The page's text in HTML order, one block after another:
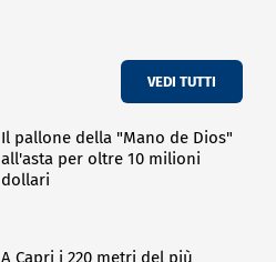
VEDI TUTTI
Il pallone della "Mano de Dios"
all'asta per oltre 10 milioni
dollari
A Capri i 220 metri del più